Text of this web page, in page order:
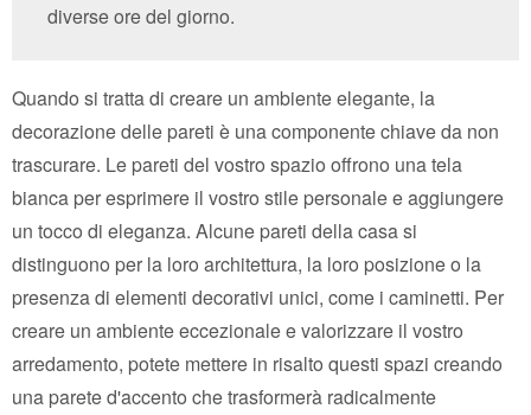
diverse ore del giorno.
Quando si tratta di creare un ambiente elegante, la
decorazione delle pareti è una componente chiave da non
trascurare. Le pareti del vostro spazio offrono una tela
bianca per esprimere il vostro stile personale e aggiungere
un tocco di eleganza. Alcune pareti della casa si
distinguono per la loro architettura, la loro posizione o la
presenza di elementi decorativi unici, come i caminetti. Per
creare un ambiente eccezionale e valorizzare il vostro
arredamento, potete mettere in risalto questi spazi creando
una parete d'accento che trasformerà radicalmente